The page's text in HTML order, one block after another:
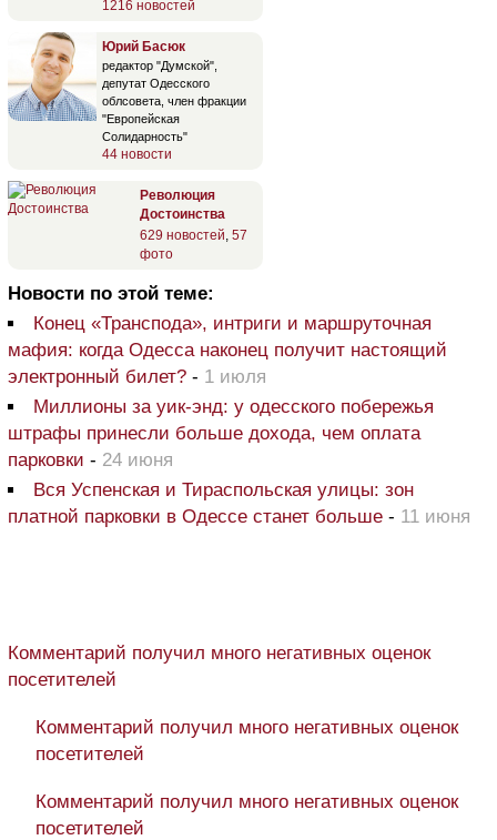
1216 новостей
Юрий Басюк
редактор "Думской",
депутат Одесского
облсовета, член фракции
"Европейская
Солидарность"
44 новости
Революция
Достоинства
629 новостей 57
фото
Новости по этой теме:
Конец «Транспода», интриги и маршруточная
мафия: когда Одесса наконец получит настоящий
электронный билет? - 1 июля
Миллионы за уик-энд: у одесского побережья
штрафы принесли больше дохода, чем оплата
парковки - 24 июня
Вся Успенская и Тираспольская улицы: зон
платной парковки в Одессе станет больше - 11 июня
Комментарий получил много негативных оценок
посетителей
Комментарий получил много негативных оценок
посетителей
Комментарий получил много негативных оценок
посетителей